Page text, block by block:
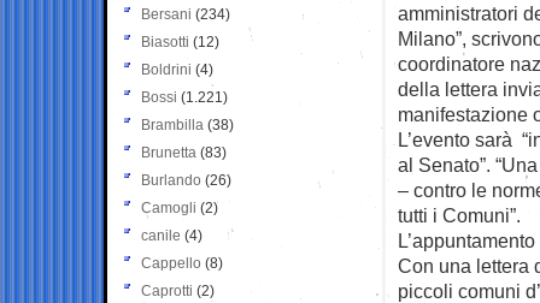
amministratori
Milano”,
coordinatore
della lettera
manifestazione
L’evento sarà
al Senato”.
– contro le
tutti i Comuni”.
Con una lettera
piccoli comuni
Bersani (234)
Biasotti (12)
Boldrini (4)
Bossi (1.221)
Brambilla (38)
Brunetta (83)
Burlando (26)
Camogli (2)
canile (4)
Cappello (8)
Caprotti (2)